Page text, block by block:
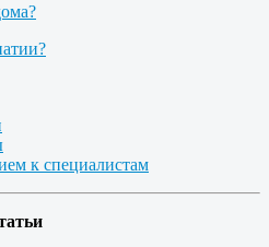
к специалистам